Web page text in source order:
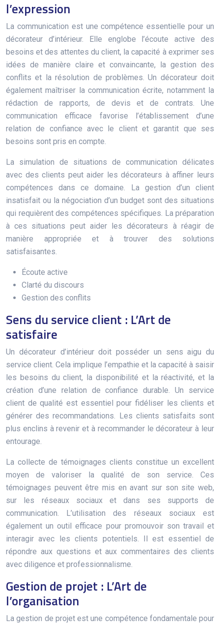
l’expression
La communication est une compétence essentielle pour un
décorateur d’intérieur. Elle englobe l’écoute active des
besoins et des attentes du client, la capacité à exprimer ses
idées de manière claire et convaincante, la gestion des
conflits et la résolution de problèmes. Un décorateur doit
également maîtriser la communication écrite, notamment la
rédaction de rapports, de devis et de contrats. Une
communication efficace favorise l’établissement d’une
relation de confiance avec le client et garantit que ses
besoins sont pris en compte.
La simulation de situations de communication délicates
avec des clients peut aider les décorateurs à affiner leurs
compétences dans ce domaine. La gestion d’un client
insatisfait ou la négociation d’un budget sont des situations
qui requièrent des compétences spécifiques. La préparation
à ces situations peut aider les décorateurs à réagir de
manière appropriée et à trouver des solutions
satisfaisantes.
Écoute active
Clarté du discours
Gestion des conflits
Sens du service client : L’Art de
satisfaire
Un décorateur d’intérieur doit posséder un sens aigu du
service client. Cela implique l’empathie et la capacité à saisir
les besoins du client, la disponibilité et la réactivité, et la
création d’une relation de confiance durable. Un service
client de qualité est essentiel pour fidéliser les clients et
générer des recommandations. Les clients satisfaits sont
plus enclins à revenir et à recommander le décorateur à leur
entourage.
La collecte de témoignages clients constitue un excellent
moyen de valoriser la qualité de son service. Ces
témoignages peuvent être mis en avant sur son site web,
sur les réseaux sociaux et dans ses supports de
communication. L’utilisation des réseaux sociaux est
également un outil efficace pour promouvoir son travail et
interagir avec les clients potentiels. Il est essentiel de
répondre aux questions et aux commentaires des clients
avec diligence et professionnalisme.
Gestion de projet : L’Art de
l’organisation
La gestion de projet est une compétence fondamentale pour